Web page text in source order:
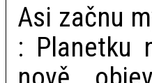
Asi začnu
: Planetku